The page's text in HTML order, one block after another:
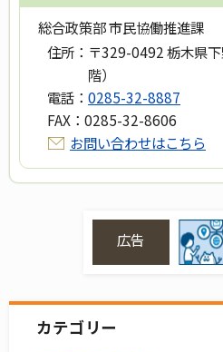
総合政策部 市民協働推進課
住所： 〒329-0492 栃木県
階）
電話： 0285-32-8887
FAX： 0285-32-8606
お問い合わせはこちら
広告
カテゴリー